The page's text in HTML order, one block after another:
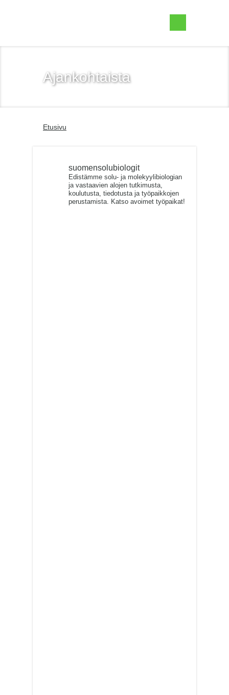
Ajankohtaista
Etusivu
suomensolubiologit
Edistämme solu- ja molekyylibiologian
ja vastaavien alojen tutkimusta,
koulutusta, tiedotusta ja työpaikkojen
perustamista. Katso avoimet työpaikat!